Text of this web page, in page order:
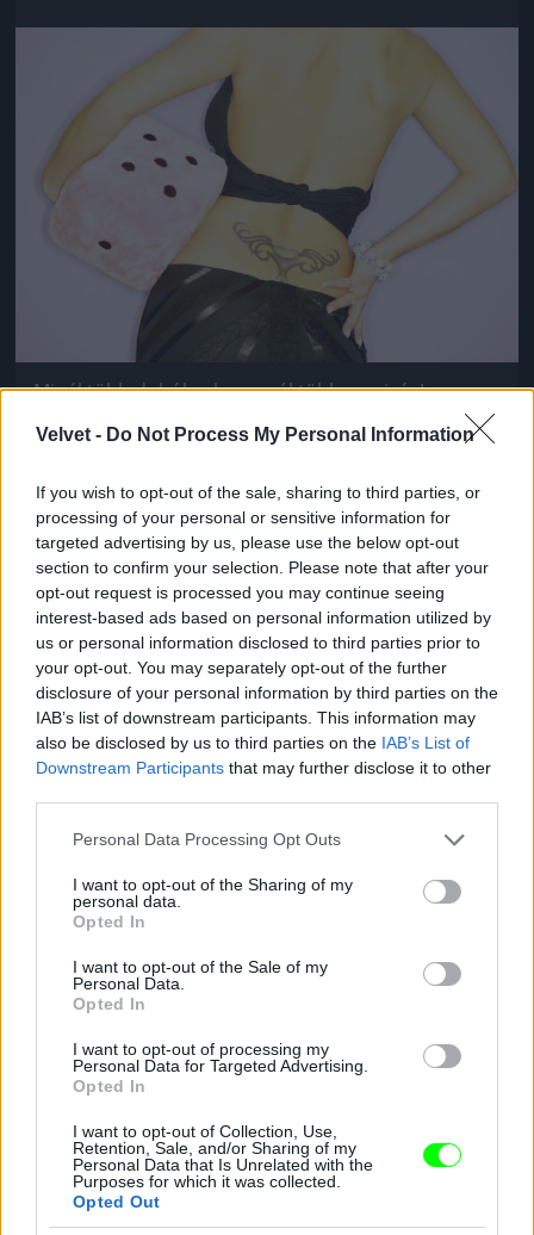
Velvet - Do Not Process My Personal Information
If you wish to opt-out of the sale, sharing to third parties, or
processing of your personal or sensitive information for
targeted advertising by us, please use the below opt-out
section to confirm your selection. Please note that after your
opt-out request is processed you may continue seeing
interest-based ads based on personal information utilized by
us or personal information disclosed to third parties prior to
your opt-out. You may separately opt-out of the further
disclosure of your personal information by third parties on the
IAB’s list of downstream participants. This information may
also be disclosed by us to third parties on the IAB’s List of
Downstream Participants that may further disclose it to other
Please note that this website/app uses one or more Google
not limited to your visit or usage behaviour. You may click to
grant or deny consent to Google and its third-party tags to
use your data for below specified purposes in below Google
consent section.
Personal Data Processing Opt Outs
I want to opt-out of the Sharing of my
personal data.
Opted In
I want to opt-out of the Sale of my
Personal Data.
Opted In
I want to opt-out of processing my
Personal Data for Targeted Advertising.
Opted In
I want to opt-out of Collection, Use,
Retention, Sale, and/or Sharing of my
Personal Data that Is Unrelated with the
Purposes for which it was collected.
Opted Out
Minél több dobókocka, annál több szexiség!
Jön még kép!